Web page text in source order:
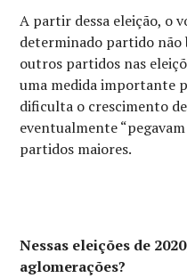
A partir dessa eleição, o
determinado partido não
outros partidos nas
uma medida importante
dificulta o crescimento
eventualmente
partidos maiores.
Nessas eleições de
aglomerações?